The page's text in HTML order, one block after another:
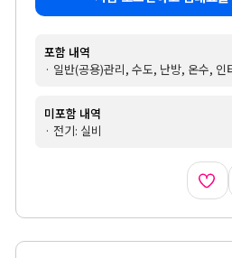
포함 내역
· 일반(공용)관리, 수도, 난방, 온수, 인
미포함 내역
· 전기: 실비